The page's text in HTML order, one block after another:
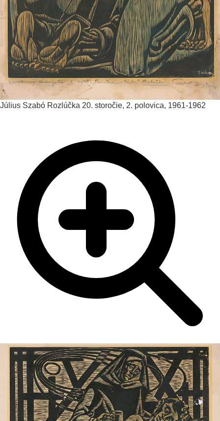
Július Szabó Rozlúčka 20. storočie, 2. polovica, 1961-1962